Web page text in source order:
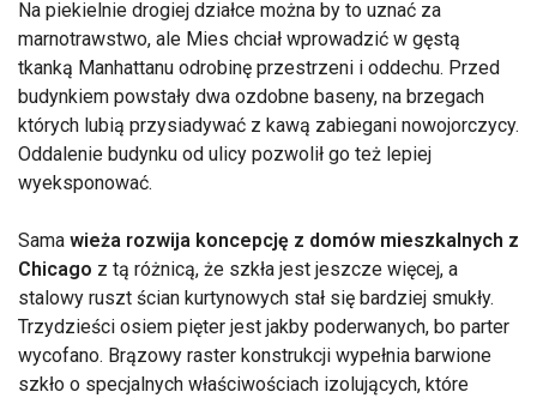
Na piekielnie drogiej działce można by to uznać za
marnotrawstwo, ale Mies chciał wprowadzić w gęstą
tkanką Manhattanu odrobinę przestrzeni i oddechu. Przed
budynkiem powstały dwa ozdobne baseny, na brzegach
których lubią przysiadywać z kawą zabiegani nowojorczycy.
Oddalenie budynku od ulicy pozwolił go też lepiej
wyeksponować.
Sama wieża rozwija koncepcję z domów mieszkalnych z
Chicago z tą różnicą, że szkła jest jeszcze więcej, a
stalowy ruszt ścian kurtynowych stał się bardziej smukły.
Trzydzieści osiem pięter jest jakby poderwanych, bo parter
wycofano. Brązowy raster konstrukcji wypełnia barwione
szkło o specjalnych właściwościach izolujących, które